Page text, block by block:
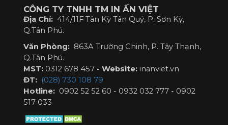
CÔNG TY TNHH TM IN ẤN VIỆT
Địa Chỉ: 414/11F Tân Kỳ Tân Quý, P. Sơn Kỳ,
Q.Tân Phú.
Văn Phòng: 863A Trường Chinh, P. Tây Thạnh,
Q.Tân Phú.
MST: 0312 678 457- Website: inanviet.vn
ĐT: (028) 730 108 79
Hotline: 0902 52 52 60 - 0932 032 777 - 0902
517 033